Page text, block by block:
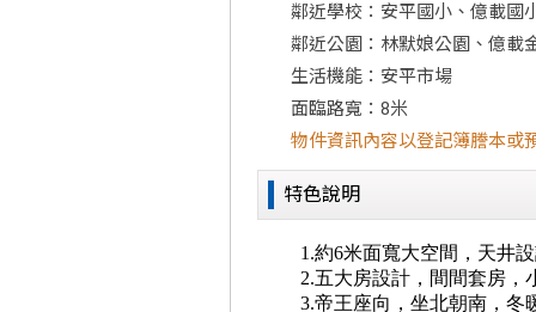
鄰近學校：安平國小、億載國
鄰近公園：林默娘公園、億載
生活機能：安平市場
面臨路寬：8米
物件資訊內容以登記簿謄本或
特色說明